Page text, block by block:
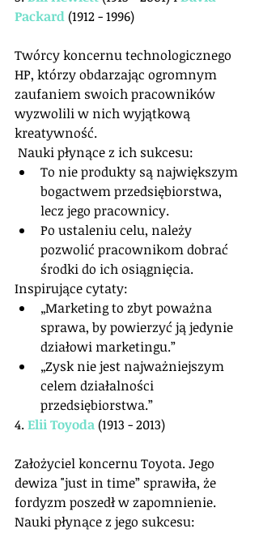
Packard (1912 - 1996)
Twórcy koncernu technologicznego
HP, którzy obdarzając ogromnym
zaufaniem swoich pracowników
wyzwolili w nich wyjątkową
kreatywność.
Nauki płynące z ich sukcesu:
To nie produkty są największym
bogactwem przedsiębiorstwa,
lecz jego pracownicy.
Po ustaleniu celu, należy
pozwolić pracownikom dobrać
środki do ich osiągnięcia.
Inspirujące cytaty:
„Marketing to zbyt poważna
sprawa, by powierzyć ją jedynie
działowi marketingu.”
„Zysk nie jest najważniejszym
celem działalności
przedsiębiorstwa.”
4. Elii Toyoda (1913 - 2013)
Założyciel koncernu Toyota. Jego
dewiza "just in time” sprawiła, że
fordyzm poszedł w zapomnienie.
Nauki płynące z jego sukcesu: